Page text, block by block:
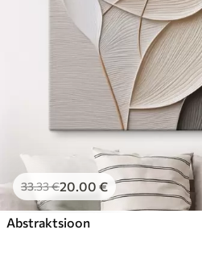
33.33€20.00 €
Abstraktsioon